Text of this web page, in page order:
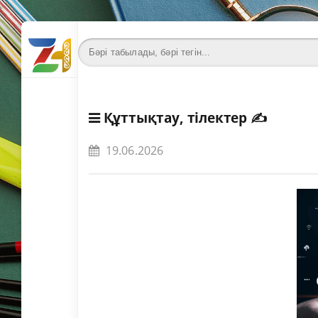
Құттықтау, тілектер ✍️
19.06.2026